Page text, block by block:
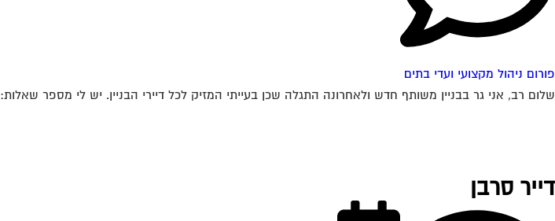
פורום ניהול מקצועי ועדי בתים
שלום רב, אני גר בבניין משותף חדש ולאחרונה התגלה שכן בעייתי המזיק לכל דיירי הבניין. יש לי מספר שאלות: 1. האם מותר על פי חוק...
דייר סרבן